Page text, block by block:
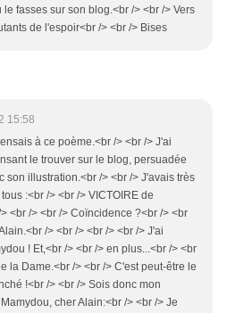
fasses sur son blog.<br /> <br /> Vers
de l'espoir<br /> <br /> Bises
15:58
à ce poème.<br /> <br /> J'ai
le trouver sur le blog, persuadée
son illustration.<br /> <br /> J'avais très
:<br /> <br /> VICTOIRE de
<br /> <br /> Coïncidence ?<br /> <br
/> <br /> <br /> <br /> J'ai
! Et,<br /> <br /> en plus...<br /> <br
la Dame.<br /> <br /> C'est peut-être le
!<br /> <br /> Sois donc mon
cher Alain:<br /> <br /> Je